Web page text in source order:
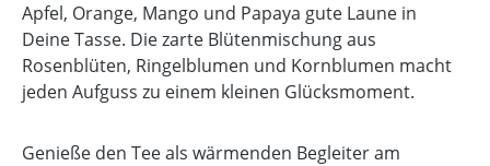
Apfel, Orange, Mango und Papaya gute Laune in
Deine Tasse. Die zarte Blütenmischung aus
Rosenblüten, Ringelblumen und Kornblumen macht
jeden Aufguss zu einem kleinen Glücksmoment.
Genieße den Tee als wärmenden Begleiter am